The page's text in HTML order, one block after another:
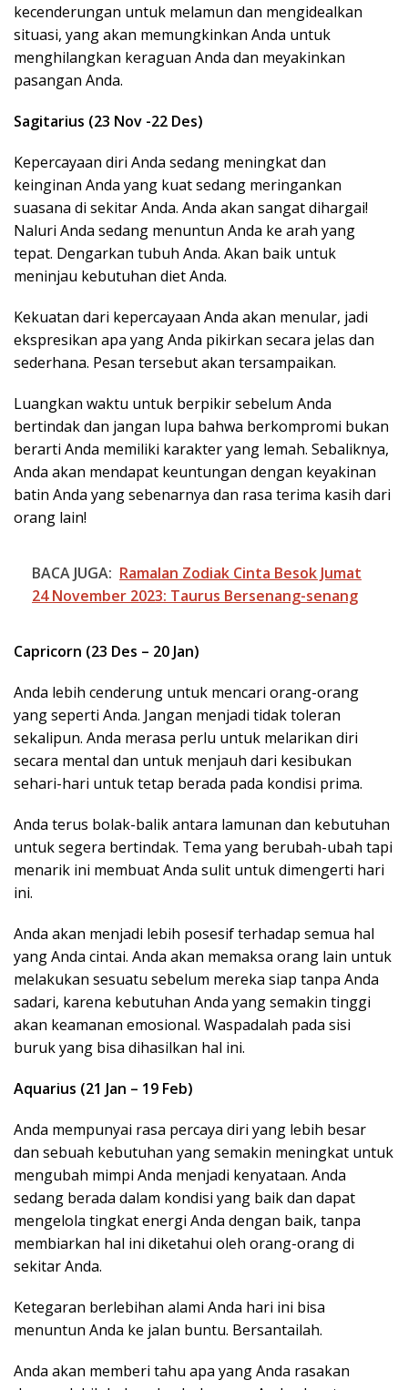
kecenderungan untuk melamun dan mengidealkan
situasi, yang akan memungkinkan Anda untuk
menghilangkan keraguan Anda dan meyakinkan
pasangan Anda.
Sagitarius (23 Nov -22 Des)
Kepercayaan diri Anda sedang meningkat dan
keinginan Anda yang kuat sedang meringankan
suasana di sekitar Anda. Anda akan sangat dihargai!
Naluri Anda sedang menuntun Anda ke arah yang
tepat. Dengarkan tubuh Anda. Akan baik untuk
meninjau kebutuhan diet Anda.
Kekuatan dari kepercayaan Anda akan menular, jadi
ekspresikan apa yang Anda pikirkan secara jelas dan
sederhana. Pesan tersebut akan tersampaikan.
Luangkan waktu untuk berpikir sebelum Anda
bertindak dan jangan lupa bahwa berkompromi bukan
berarti Anda memiliki karakter yang lemah. Sebaliknya,
Anda akan mendapat keuntungan dengan keyakinan
batin Anda yang sebenarnya dan rasa terima kasih dari
orang lain!
BACA JUGA: Ramalan Zodiak Cinta Besok Jumat
24 November 2023: Taurus Bersenang-senang
Capricorn (23 Des – 20 Jan)
Anda lebih cenderung untuk mencari orang-orang
yang seperti Anda. Jangan menjadi tidak toleran
sekalipun. Anda merasa perlu untuk melarikan diri
secara mental dan untuk menjauh dari kesibukan
sehari-hari untuk tetap berada pada kondisi prima.
Anda terus bolak-balik antara lamunan dan kebutuhan
untuk segera bertindak. Tema yang berubah-ubah tapi
menarik ini membuat Anda sulit untuk dimengerti hari
ini.
Anda akan menjadi lebih posesif terhadap semua hal
yang Anda cintai. Anda akan memaksa orang lain untuk
melakukan sesuatu sebelum mereka siap tanpa Anda
sadari, karena kebutuhan Anda yang semakin tinggi
akan keamanan emosional. Waspadalah pada sisi
buruk yang bisa dihasilkan hal ini.
Aquarius (21 Jan – 19 Feb)
Anda mempunyai rasa percaya diri yang lebih besar
dan sebuah kebutuhan yang semakin meningkat untuk
mengubah mimpi Anda menjadi kenyataan. Anda
sedang berada dalam kondisi yang baik dan dapat
mengelola tingkat energi Anda dengan baik, tanpa
membiarkan hal ini diketahui oleh orang-orang di
sekitar Anda.
Ketegaran berlebihan alami Anda hari ini bisa
menuntun Anda ke jalan buntu. Bersantailah.
Anda akan memberi tahu apa yang Anda rasakan